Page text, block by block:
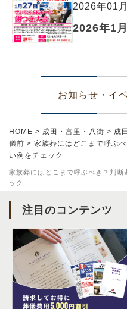
家族葬にはどこまで呼ぶべき？判
ック
2026年01
2026年1
お知らせ・イ
HOME > 成田・富里・八街 > 成
儀前 > 家族葬にはどこまで呼ぶ
い例をチェック
注目のコンテンツ